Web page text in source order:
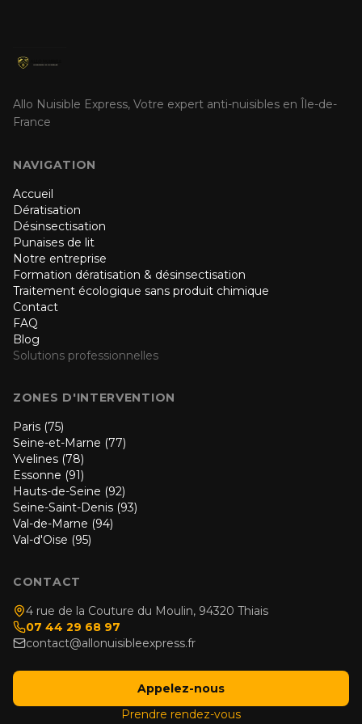
Allo Nuisible Express, Votre expert anti-nuisibles en Île-de-
France
NAVIGATION
Accueil
Dératisation
Désinsectisation
Punaises de lit
Notre entreprise
Formation dératisation & désinsectisation
Traitement écologique sans produit chimique
Contact
FAQ
Blog
Solutions professionnelles
ZONES D'INTERVENTION
Paris (75)
Seine-et-Marne (77)
Yvelines (78)
Essonne (91)
Hauts-de-Seine (92)
Seine-Saint-Denis (93)
Val-de-Marne (94)
Val-d'Oise (95)
CONTACT
4 rue de la Couture du Moulin, 94320 Thiais
07 44 29 68 97
contact@allonuisibleexpress.fr
Appelez-nous
Prendre rendez-vous